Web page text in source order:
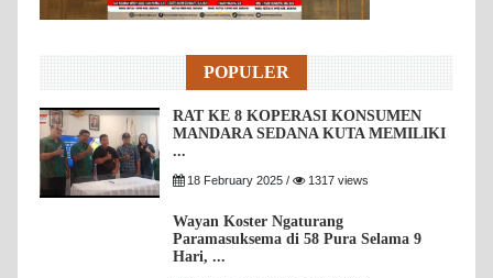
POPULER
RAT KE 8 KOPERASI KONSUMEN
MANDARA SEDANA KUTA MEMILIKI
...
18 February 2025 / 1317 views
Wayan Koster Ngaturang
Paramasuksema di 58 Pura Selama 9
Hari, ...